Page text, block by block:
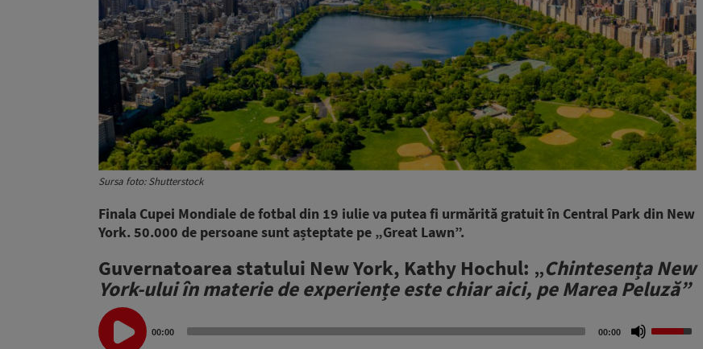
Sursa foto: Shutterstock
Finala Cupei Mondiale de fotbal din 19 iulie va putea fi urmărită gratuit în Central Park din New
York. 50.000 de persoane sunt așteptate pe „Great Lawn”.
Guvernatoarea statului New York, Kathy Hochul: „Chintesența New
York-ului în materie de experiențe este chiar aici, pe Marea Peluză”
Audio
Player
00:00 00:00
Up/Down